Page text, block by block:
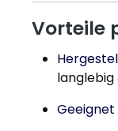
Vorteile
langlebig
Geeignet